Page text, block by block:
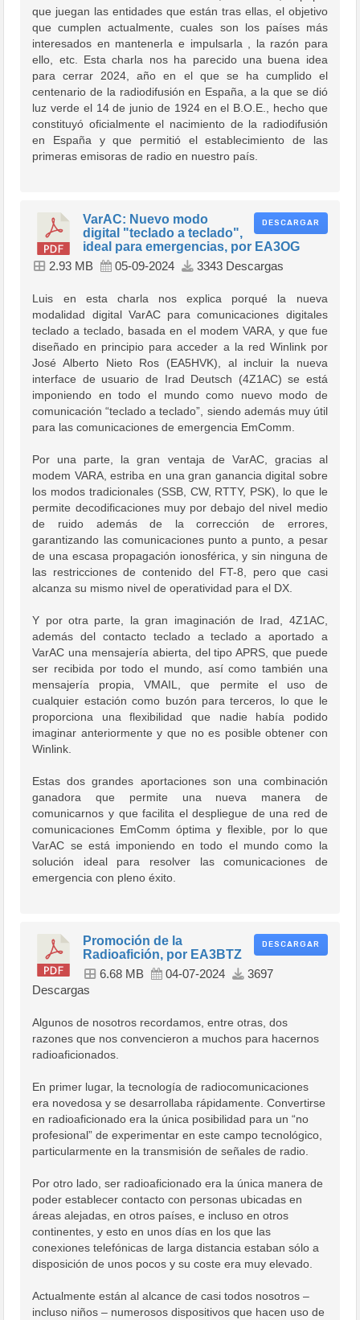
que juegan las entidades que están tras ellas, el objetivo
que cumplen actualmente, cuales son los países más
interesados en mantenerla e impulsarla , la razón para
ello, etc. Esta charla nos ha parecido una buena idea
para cerrar 2024, año en el que se ha cumplido el
centenario de la radiodifusión en España, a la que se dió
luz verde el 14 de junio de 1924 en el B.O.E., hecho que
constituyó oficialmente el nacimiento de la radiodifusión
en España y que permitió el establecimiento de las
primeras emisoras de radio en nuestro país.
DESCARGAR
VarAC: Nuevo modo
digital "teclado a teclado",
ideal para emergencias, por EA3OG
2.93 MB 05-09-2024 3343 Descargas
Luis en esta charla nos explica porqué la nueva
modalidad digital VarAC para comunicaciones digitales
teclado a teclado, basada en el modem VARA, y que fue
diseñado en principio para acceder a la red Winlink por
José Alberto Nieto Ros (EA5HVK), al incluir la nueva
interface de usuario de Irad Deutsch (4Z1AC) se está
imponiendo en todo el mundo como nuevo modo de
comunicación “teclado a teclado”, siendo además muy útil
para las comunicaciones de emergencia EmComm.
Por una parte, la gran ventaja de VarAC, gracias al
modem VARA, estriba en una gran ganancia digital sobre
los modos tradicionales (SSB, CW, RTTY, PSK), lo que le
permite decodificaciones muy por debajo del nivel medio
de ruido además de la corrección de errores,
garantizando las comunicaciones punto a punto, a pesar
de una escasa propagación ionosférica, y sin ninguna de
las restricciones de contenido del FT-8, pero que casi
alcanza su mismo nivel de operatividad para el DX.
Y por otra parte, la gran imaginación de Irad, 4Z1AC,
además del contacto teclado a teclado a aportado a
VarAC una mensajería abierta, del tipo APRS, que puede
ser recibida por todo el mundo, así como también una
mensajería propia, VMAIL, que permite el uso de
cualquier estación como buzón para terceros, lo que le
proporciona una flexibilidad que nadie había podido
imaginar anteriormente y que no es posible obtener con
Winlink.
Estas dos grandes aportaciones son una combinación
ganadora que permite una nueva manera de
comunicarnos y que facilita el despliegue de una red de
comunicaciones EmComm óptima y flexible, por lo que
VarAC se está imponiendo en todo el mundo como la
solución ideal para resolver las comunicaciones de
emergencia con pleno éxito.
DESCARGAR
Promoción de la
Radioafición, por EA3BTZ
6.68 MB 04-07-2024
3697
Descargas
Algunos de nosotros recordamos, entre otras, dos
razones que nos convencieron a muchos para hacernos
radioaficionados.
En primer lugar, la tecnología de radiocomunicaciones
era novedosa y se desarrollaba rápidamente. Convertirse
en radioaficionado era la única posibilidad para un “no
profesional” de experimentar en este campo tecnológico,
particularmente en la transmisión de señales de radio.
Por otro lado, ser radioaficionado era la única manera de
poder establecer contacto con personas ubicadas en
áreas alejadas, en otros países, e incluso en otros
continentes, y esto en unos días en los que las
conexiones telefónicas de larga distancia estaban sólo a
disposición de unos pocos y su coste era muy elevado.
Actualmente están al alcance de casi todos nosotros –
incluso niños – numerosos dispositivos que hacen uso de